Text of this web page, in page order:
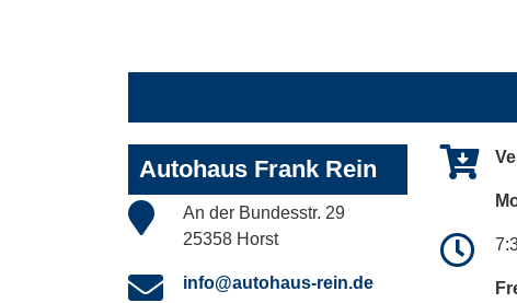
Autohaus Frank Rein
An der Bundesstr. 29
25358 Horst
info@autohaus-rein.de